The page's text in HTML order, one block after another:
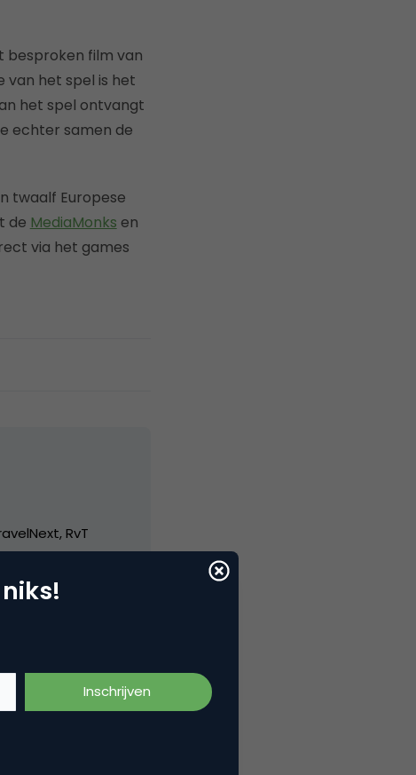
besproken film van
van het spel is het
het spel ontvangt
echter samen de
twaalf Europese
de MediaMonks en
via het games
RvT